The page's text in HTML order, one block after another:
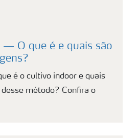
— O que é e quais são
é o cultivo indoor e quais
método? Confira o